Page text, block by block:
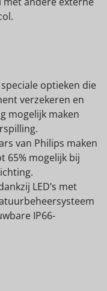
optieken die
verzekeren en
mogelijk maken
van Philips maken
65% mogelijk bij
LED’s met
IP66-